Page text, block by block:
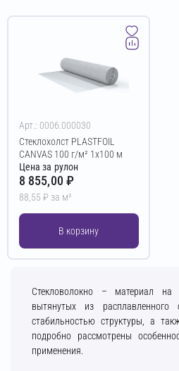
Арт.: 0006.000030
Стеклохолст PLASTFOIL
CANVAS 100 г/м² 1х100 м
Цена за рулон
8 855,00 ₽
88,55 ₽ за м²
В корзину
Стекловолокно – материал на
вытянутых из расплавленного
стабильностью структуры, а
подробно рассмотрены
применения.